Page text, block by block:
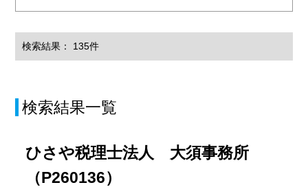
検索結果： 135件
検索結果一覧
ひさや税理士法人 大須事務所
（P260136）